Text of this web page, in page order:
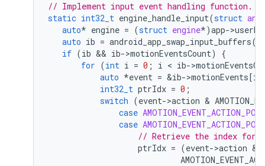
// Implement input event handling function.
static int32_t engine_handle_input(struct
auto* engine = (struct engine*)app->
auto ib = android_app_swap_input_buffers(
if (ib && ib->motionEventsCount)
{
for (int i = 0 ; i < ib->
auto *event = &ib->motionEvents[i
int32_t ptrIdx = 0 ;
switch (event->action &
case
case
// Retrieve the index for
ptrIdx = (event->action &